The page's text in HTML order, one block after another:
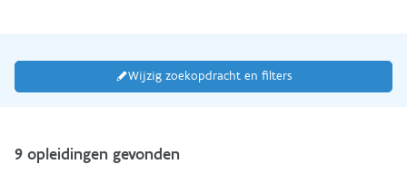
Wijzig zoekopdracht en filters
9 opleidingen gevonden